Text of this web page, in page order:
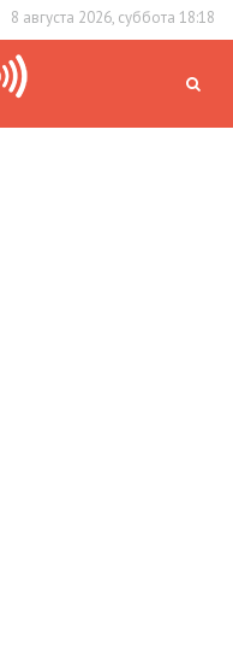
8 августа 2026, суббота 18:18